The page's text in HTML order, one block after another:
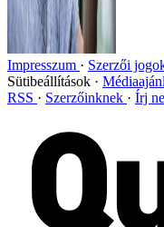
Impresszum Szerzői
Sütibeállítások
RSS
Szerzőinknek Írj